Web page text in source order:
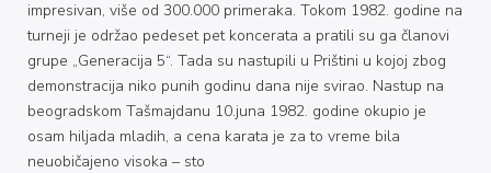
impresivan, više od 300.000 primeraka. Tokom 1982. godine na
turneji je održao pedeset pet koncerata a pratili su ga članovi
grupe „Generacija 5“. Tada su nastupili u Prištini u kojoj zbog
demonstracija niko punih godinu dana nije svirao. Nastup na
beogradskom Tašmajdanu 10.juna 1982. godine okupio je
osam hiljada mladih, a cena karata je za to vreme bila
neuobičajeno visoka – sto